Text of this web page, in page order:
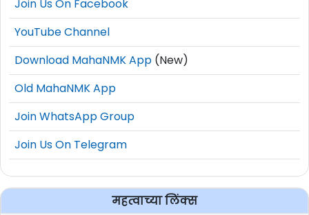
Join Us On Facebook
YouTube Channel
Download MahaNMK App (New)
Old MahaNMK App
Join WhatsApp Group
Join Us On Telegram
महत्वाच्या लिंक्स